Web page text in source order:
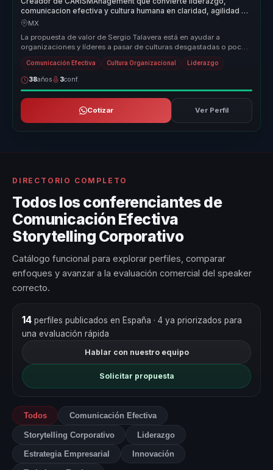
comunicacion efectiva y cultura humana en claridad, agilidad y
cohesion para equipos.
MX
La propuesta de valor de Sergio Talavera está en ayudar a
organizaciones y líderes a pasar de culturas desgastadas o poco
coherentes a en...
Comunicación Efectiva Cultura Organizacional Liderazgo
38años 3conf.
Cotizar Ver Perfil
DIRECTORIO COMPLETO
Todos los conferenciantes de
Comunicación Efectiva
Storytelling Corporativo
Catálogo funcional para explorar perfiles, comparar
enfoques y avanzar a la evaluación comercial del speaker
correcto.
14perfiles publicados en España · 4 ya priorizados para
una evaluación rápida
Hablar con nuestro equipo
Solicitar propuesta
Todos Comunicación Efectiva
Storytelling Corporativo Liderazgo
Estrategia Empresarial Innovación